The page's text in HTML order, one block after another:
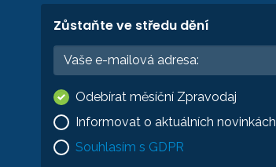
Zůstaňte ve středu dění
Odebírat měsíční Zpravodaj
Informovat o aktuálních novinkách
Souhlasím s GDPR